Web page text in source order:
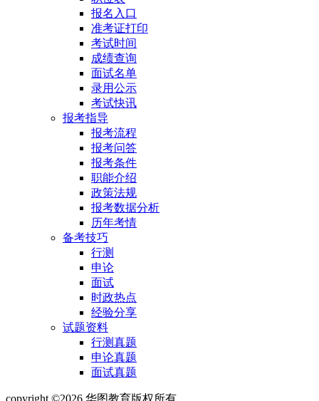
报名入口
准考证打印
考试时间
成绩查询
面试名单
录用公示
考试快讯
报考指导
报考流程
报考问答
报考条件
职能介绍
政策法规
报考数据分析
历年考情
备考技巧
行测
申论
面试
时政热点
经验分享
试题资料
行测真题
申论真题
面试真题
copyright ©2026 华图教育版权所有